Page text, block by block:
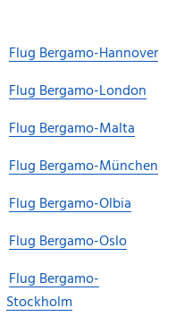
Flug Bergamo-Hannover
Flug Bergamo-London
Flug Bergamo-Malta
Flug Bergamo-München
Flug Bergamo-Olbia
Flug Bergamo-Oslo
Flug Bergamo-
Stockholm